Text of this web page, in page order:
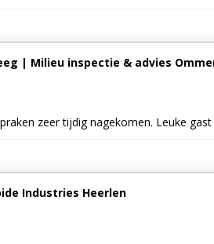
| Milieu inspectie & advies
Industries Heerlen